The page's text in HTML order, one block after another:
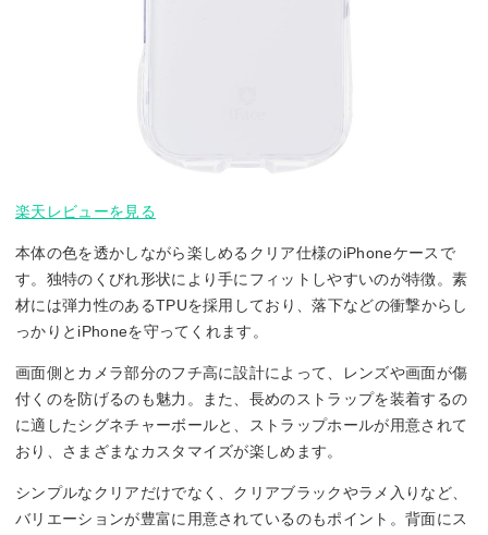
楽天レビューを見る
本体の色を透かしながら楽しめるクリア仕様のiPhoneケースで
す。独特のくびれ形状により手にフィットしやすいのが特徴。素
材には弾力性のあるTPUを採用しており、落下などの衝撃からし
っかりとiPhoneを守ってくれます。
画面側とカメラ部分のフチ高に設計によって、レンズや画面が傷
付くのを防げるのも魅力。また、長めのストラップを装着するの
に適したシグネチャーボールと、ストラップホールが用意されて
おり、さまざまなカスタマイズが楽しめます。
シンプルなクリアだけでなく、クリアブラックやラメ入りなど、
バリエーションが豊富に用意されているのもポイント。背面にス